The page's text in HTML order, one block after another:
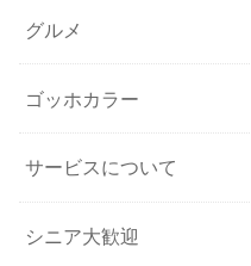
グルメ
ゴッホカラー
サービスについて
シニア大歓迎